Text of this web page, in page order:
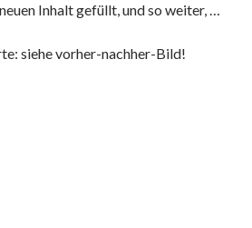
Inhalt gefüllt, und so weiter, …
siehe vorher-nachher-Bild!